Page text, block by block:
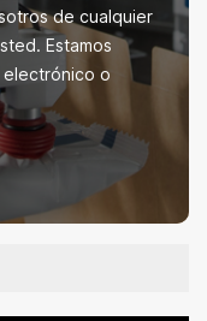
de cualquier
Estamos
o